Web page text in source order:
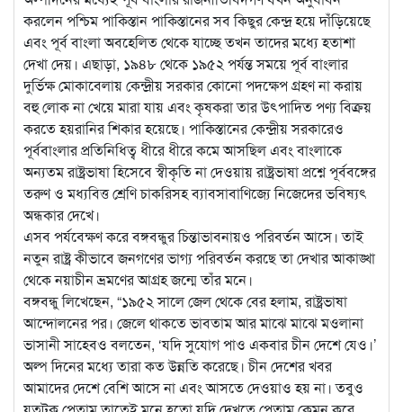
করলেন পশ্চিম পাকিস্তান পাকিস্তানের সব কিছুর কেন্দ্র হয়ে দাঁড়িয়েছে
এবং পূর্ব বাংলা অবহেলিত থেকে যাচ্ছে তখন তাদের মধ্যে হতাশা
দেখা দেয়। এছাড়া, ১৯৪৮ থেকে ১৯৫২ পর্যন্ত সময়ে পূর্ব বাংলার
দুর্ভিক্ষ মোকাবেলায় কেন্দ্রীয় সরকার কোনো পদক্ষেপ গ্রহণ না করায়
বহু লোক না খেয়ে মারা যায় এবং কৃষকরা তার উৎপাদিত পণ্য বিক্রয়
করতে হয়রানির শিকার হয়েছে। পাকিস্তানের কেন্দ্রীয় সরকারেও
পূর্ববাংলার প্রতিনিধিত্ব ধীরে ধীরে কমে আসছিল এবং বাংলাকে
অন্যতম রাষ্ট্রভাষা হিসেবে স্বীকৃতি না দেওয়ায় রাষ্ট্রভাষা প্রশ্নে পূর্ববঙ্গের
তরুণ ও মধ্যবিত্ত শ্রেণি চাকরিসহ ব্যাবসাবাণিজ্যে নিজেদের ভবিষ্যৎ
অন্ধকার দেখে।
এসব পর্যবেক্ষণ করে বঙ্গবন্ধুর চিন্তাভাবনায়ও পরিবর্তন আসে। তাই
নতুন রাষ্ট্র কীভাবে জনগণের ভাগ্য পরিবর্তন করছে তা দেখার আকাঙ্খা
থেকে নয়াচীন ভ্রমণের আগ্রহ জন্মে তাঁর মনে।
বঙ্গবন্ধু লিখেছেন, “১৯৫২ সালে জেল থেকে বের হলাম, রাষ্ট্রভাষা
আন্দোলনের পর। জেলে থাকতে ভাবতাম আর মাঝে মাঝে মওলানা
ভাসানী সাহেবও বলতেন, ‘যদি সুযোগ পাও একবার চীন দেশে যেও।’
অল্প দিনের মধ্যে তারা কত উন্নতি করেছে। চীন দেশের খবর
আমাদের দেশে বেশি আসে না এবং আসতে দেওয়াও হয় না। তবুও